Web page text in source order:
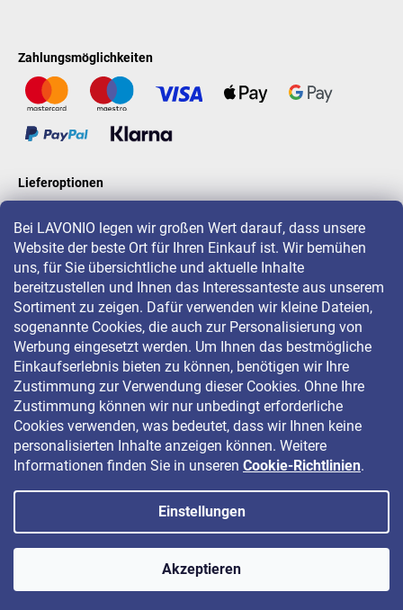
Bei LAVONIO legen wir großen Wert darauf, dass unsere
Website der beste Ort für Ihren Einkauf ist. Wir bemühen
uns, für Sie übersichtliche und aktuelle Inhalte
bereitzustellen und Ihnen das Interessanteste aus unserem
Sortiment zu zeigen. Dafür verwenden wir kleine Dateien,
sogenannte Cookies, die auch zur Personalisierung von
Werbung eingesetzt werden. Um Ihnen das bestmögliche
Einkaufserlebnis bieten zu können, benötigen wir Ihre
Zustimmung zur Verwendung dieser Cookies. Ohne Ihre
Zustimmung können wir nur unbedingt erforderliche
Cookies verwenden, was bedeutet, dass wir Ihnen keine
personalisierten Inhalte anzeigen können. Weitere
Informationen finden Sie in unseren Cookie-Richtlinien.
Einstellungen
Akzeptieren
Zahlungsmöglichkeiten
Lieferoptionen
LAVONIO in der Welt
Für Aktionen, Gewinnspiele und Rabatte folgen Sie uns auf:
Copyright 2026 LAVONIO.de. Alle Rechte vorbehalten.